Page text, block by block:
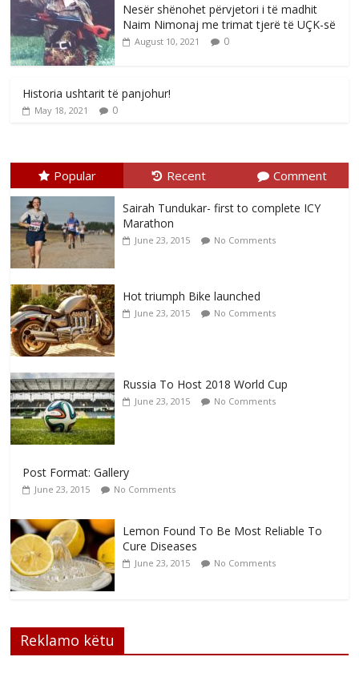
Nesër shënohet përvjetori i të madhit
Naim Nimonaj me trimat tjerë të UÇK-së
August 10, 2021 0
Historia ushtarit të panjohur!
May 18, 2021 0
Popular Recent Comment
Sairah Tundukar- first to complete ICY
Marathon
June 23, 2015 No Comments
Hot triumph Bike launched
June 23, 2015 No Comments
Russia To Host 2018 World Cup
June 23, 2015 No Comments
Post Format: Gallery
June 23, 2015 No Comments
Lemon Found To Be Most Reliable To
Cure Diseases
June 23, 2015 No Comments
Reklamo këtu